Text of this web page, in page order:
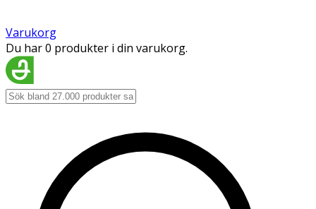
Varukorg
Du har 0 produkter i din varukorg.